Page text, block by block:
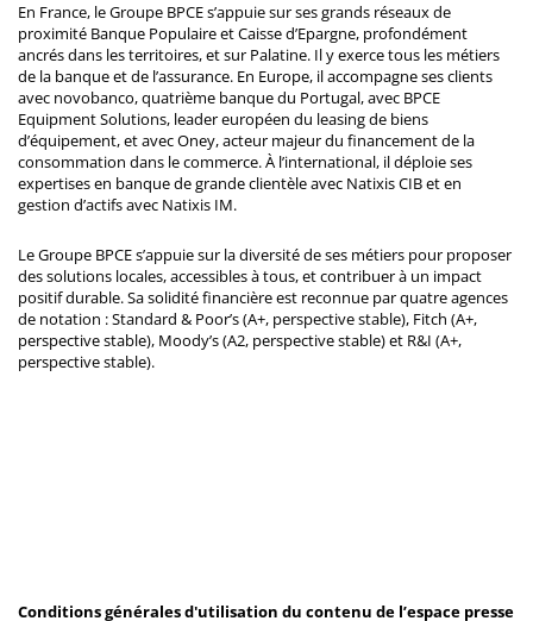
En France, le Groupe BPCE s’appuie sur ses grands réseaux de
proximité Banque Populaire et Caisse d’Epargne, profondément
ancrés dans les territoires, et sur Palatine. Il y exerce tous les métiers
de la banque et de l’assurance. En Europe, il accompagne ses clients
avec novobanco, quatrième banque du Portugal, avec BPCE
Equipment Solutions, leader européen du leasing de biens
d’équipement, et avec Oney, acteur majeur du financement de la
consommation dans le commerce. À l’international, il déploie ses
expertises en banque de grande clientèle avec Natixis CIB et en
gestion d’actifs avec Natixis IM.
Le Groupe BPCE s’appuie sur la diversité de ses métiers pour proposer
des solutions locales, accessibles à tous, et contribuer à un impact
positif durable. Sa solidité financière est reconnue par quatre agences
de notation : Standard & Poor’s (A+, perspective stable), Fitch (A+,
perspective stable), Moody’s (A2, perspective stable) et R&I (A+,
perspective stable).
Conditions générales d'utilisation du contenu de l’espace presse